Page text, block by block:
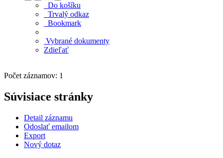
Do košíku
Trvalý odkaz
Bookmark
Vybrané dokumenty
Zdieľať
Počet záznamov: 1
Súvisiace stránky
Detail záznamu
Odoslať emailom
Export
Nový dotaz